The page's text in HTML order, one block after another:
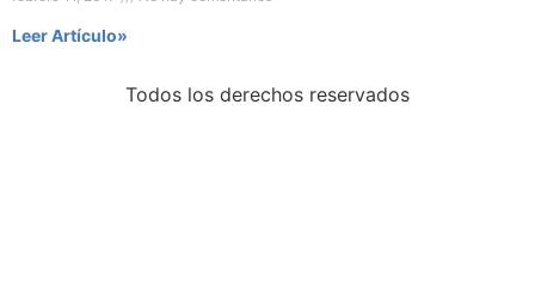
Leer Artículo»
Todos los derechos reservados